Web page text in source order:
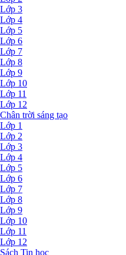
Lớp 3
Lớp 4
Lớp 5
Lớp 6
Lớp 7
Lớp 8
Lớp 9
Lớp 10
Lớp 11
Lớp 12
Chân trời sáng tạo
Lớp 1
Lớp 2
Lớp 3
Lớp 4
Lớp 5
Lớp 6
Lớp 7
Lớp 8
Lớp 9
Lớp 10
Lớp 11
Lớp 12
Sách Tin học